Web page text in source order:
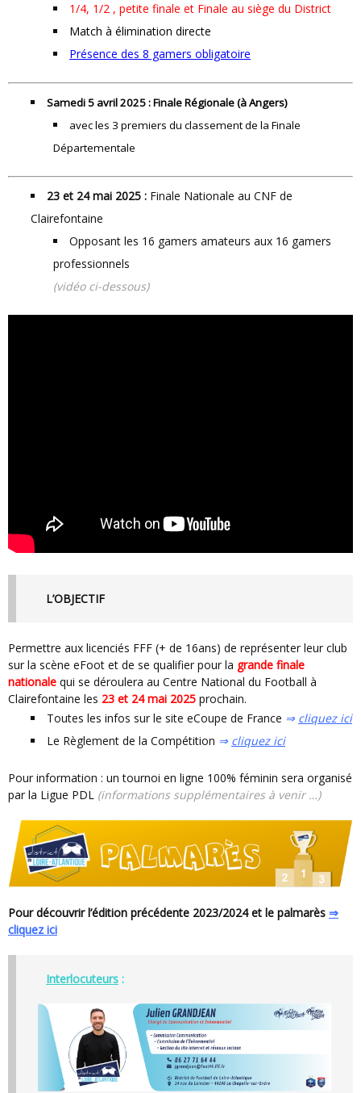
1/4, 1/2 , petite finale et Finale au siège du District
Match à élimination directe
Présence des 8 gamers obligatoire
Samedi 5 avril 2025 :Finale Régionale (à Angers)
avec les 3 premiers du classement de la Finale
Départementale
23 et 24 mai 2025 : Finale Nationale au CNF de
Clairefontaine
Opposant les 16 gamers amateurs aux 16 gamers
professionnels
(vidéo ci-dessous)
L’OBJECTIF
Permettre aux licenciés FFF (+ de 16ans) de représenter leur club
sur la scène eFoot et de se qualifier pour la grande finale
nationale qui se déroulera au Centre National du Football à
Clairefontaine les 23 et 24 mai 2025 prochain.
Toutes les infos sur le site eCoupe de France ⇒ cliquez ici
Le Règlement de la Compétition ⇒ cliquez ici
Pour information : un tournoi en ligne 100% féminin sera organisé
par la Ligue PDL (informations supplémentaires à venir …)
Pour découvrir l’édition précédente 2023/2024 et le palmarès ⇒
cliquez ici
Interlocuteurs :